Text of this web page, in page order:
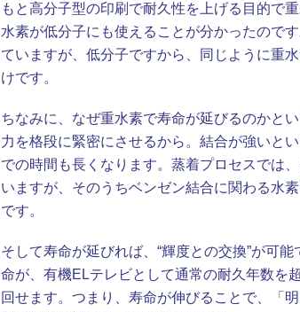
もと高分子型の印刷で耐久性を上げる目的で
水素が低分子にも使えることが分かったので
ていますが、低分子ですから、同じように重
けです。
ちなみに、なぜ重水素で寿命が延びるのかと
力を格段に緊密にさせるから。結合が強いと
での時間も長くなります。蒸着プロセスでは
いますが、そのうちベンゼン結合に関わる水
です。
そして寿命が延びれば、“輝度との交換”が可
命が、有機ELテレビとして通常の耐久年数を
回せます。つまり、寿命が伸びることで、「